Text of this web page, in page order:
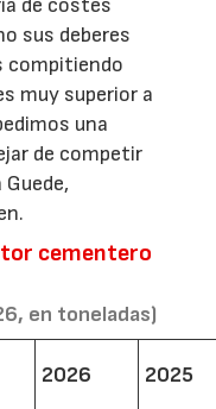
de costes
sus deberes
compitiendo
muy superior a
una
de competir
cementero
en toneladas)
2026 2025